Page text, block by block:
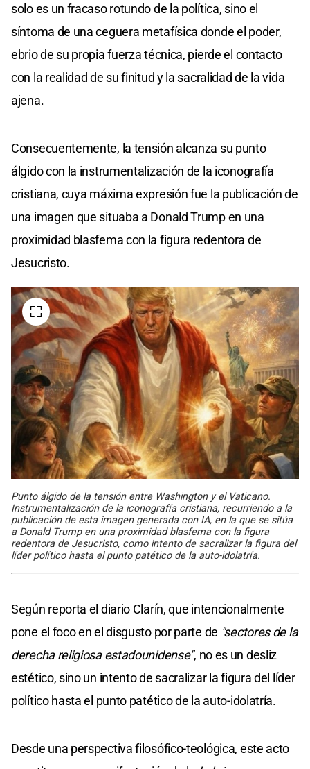
solo es un fracaso rotundo de la política, sino el
síntoma de una ceguera metafísica donde el poder,
ebrio de su propia fuerza técnica, pierde el contacto
con la realidad de su finitud y la sacralidad de la vida
ajena.
Consecuentemente, la tensión alcanza su punto
álgido con la instrumentalización de la iconografía
cristiana, cuya máxima expresión fue la publicación de
una imagen que situaba a Donald Trump en una
proximidad blasfema con la figura redentora de
Jesucristo.
Punto álgido de la tensión entre Washington y el Vaticano.
Instrumentalización de la iconografía cristiana, recurriendo a la
publicación de esta imagen generada con IA, en la que se sitúa
a Donald Trump en una proximidad blasfema con la figura
redentora de Jesucristo, como intento de sacralizar la figura del
líder político hasta el punto patético de la auto-idolatría.
Según reporta el diario Clarín, que intencionalmente
pone el foco en el disgusto por parte de "sectores de la
derecha religiosa estadounidense", no es un desliz
estético, sino un intento de sacralizar la figura del líder
político hasta el punto patético de la auto-idolatría.
Desde una perspectiva filosófico-teológica, este acto